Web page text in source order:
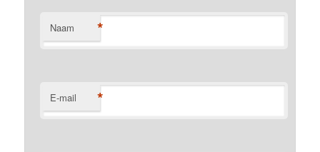
Naam *
E-mail *